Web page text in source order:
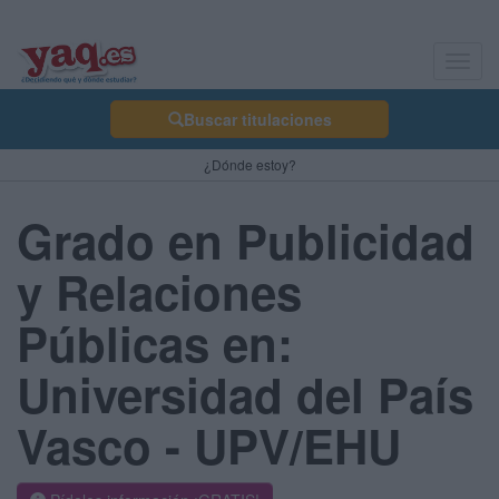
Buscar titulaciones
¿Dónde estoy?
Grado en Publicidad
y Relaciones
Públicas en:
Universidad del País
Vasco - UPV/EHU